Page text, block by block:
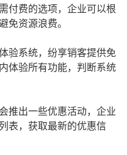
付费的选项，企业可以根
免资源浪费。
验系统，纷享销客提供免
体验所有功能，判断系统
推出一些优惠活动，企业
表，获取最新的优惠信